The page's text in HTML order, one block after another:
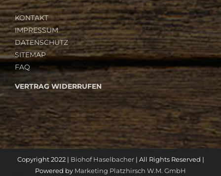
KONTAKT
IMPRESSUM
DATENSCHUTZ
SITEMAP
FAQ
VERTRAG WIDERRUFEN
Copyright 2022 | Biohof Haselbacher| All Rights Reserved |
Powered by Marketing Platzhirsch W.M. GmbH